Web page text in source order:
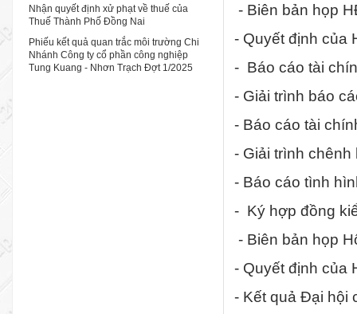
Nhận quyết định xử phạt về thuế của
Thuế Thành Phố Đồng Nai
Phiếu kết quả quan trắc môi trường Chi
Nhánh Công ty cổ phần công nghiệp
Tung Kuang - Nhơn Trạch Đợt 1/2025
- Biên bản họp
- Quyết định của
- Báo cáo tài
- Giải trình báo
- Báo cáo tài
- Giải trình
- Báo cáo tình
- Ký hợp đồng
- Biên bản họp
- Quyết định của
- Kết quả Đại hội